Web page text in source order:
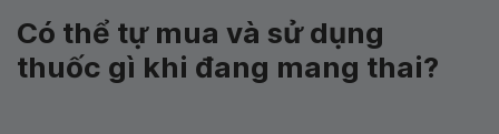
Có thể tự mua và sử dụng
thuốc gì khi đang mang thai?